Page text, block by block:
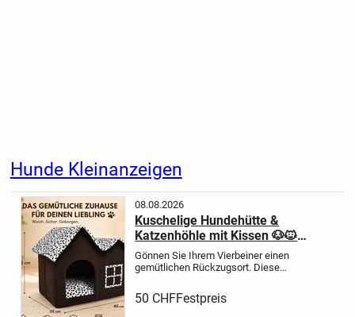
Hunde Kleinanzeigen
08.08.2026
Kuschelige Hundehütte &
Katzenhöhle mit Kissen 🐶🐱
Dalmatiner-Design
Gönnen Sie Ihrem Vierbeiner einen
gemütlichen Rückzugsort. Diese
charmanten Landhaus Design eignet
sich ideal für kleine Hunde und
50 CHFFestpreis